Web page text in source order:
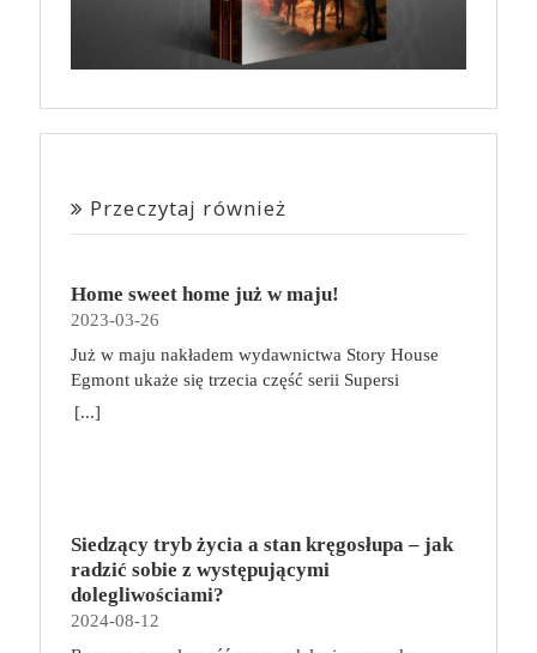
Przeczytaj również
Home sweet home już w maju!
2023-03-26
Już w maju nakładem wydawnictwa Story House
Egmont ukaże się trzecia część serii Supersi
scenarzysty Frederic Maupome. Ten tom nosi tytuł
przed odkryciem, kim są. W tej serii autorzy
podejmują takie tematy, jak poszukiwanie
tożsamości, rodziny, samotności i odmienności pod
przykrywką opowieści o superbohaterach. W
[...]
Siedzący tryb życia a stan kręgosłupa – jak
radzić sobie z występującymi
dolegliwościami?
2024-08-12